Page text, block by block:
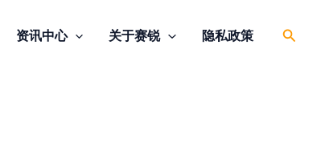
资讯中心 关于赛锐 隐私政策
搜